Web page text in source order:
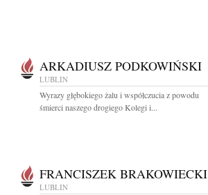
ARKADIUSZ PODKOWIŃSKI
LUBLIN
Wyrazy głębokiego żalu i współczucia z powodu
śmierci naszego drogiego Kolegi i...
FRANCISZEK BRAKOWIECKI
LUBLIN